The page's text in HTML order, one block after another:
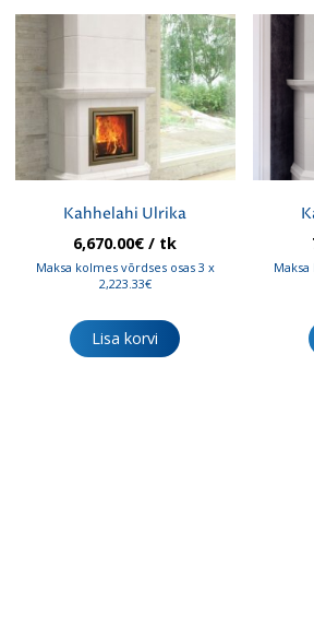
Kahhelahi Ulrika
6,670.00€ / tk
Maksa kolmes võrdses osas 3 x
2,223.33€
Lisa korvi